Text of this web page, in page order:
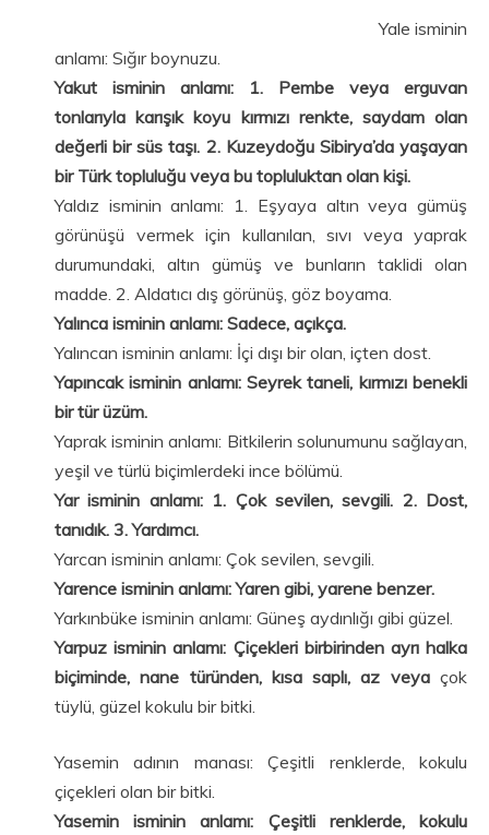
Yale isminin
anlamı: Sığır boynuzu.
Yakut isminin anlamı: 1. Pembe veya erguvan
tonlarıyla karışık koyu kırmızı renkte, saydam olan
değerli bir süs taşı. 2. Kuzeydoğu Sibirya’da yaşayan
bir Türk topluluğu veya bu topluluktan olan kişi.
Yaldız isminin anlamı: 1. Eşyaya altın veya gümüş
görünüşü vermek için kullanılan, sıvı veya yaprak
durumundaki, altın gümüş ve bunların taklidi olan
madde. 2. Aldatıcı dış görünüş, göz boyama.
Yalınca isminin anlamı: Sadece, açıkça.
Yalıncan isminin anlamı: İçi dışı bir olan, içten dost.
Yapıncak isminin anlamı: Seyrek taneli, kırmızı benekli
bir tür üzüm.
Yaprak isminin anlamı: Bitkilerin solunumunu sağlayan,
yeşil ve türlü biçimlerdeki ince bölümü.
Yar isminin anlamı: 1. Çok sevilen, sevgili. 2. Dost,
tanıdık. 3. Yardımcı.
Yarcan isminin anlamı: Çok sevilen, sevgili.
Yarence isminin anlamı: Yaren gibi, yarene benzer.
Yarkınbüke isminin anlamı: Güneş aydınlığı gibi güzel.
Yarpuz isminin anlamı: Çiçekleri birbirinden ayrı halka
biçiminde, nane türünden, kısa saplı, az veyaçok
tüylü, güzel kokulu bir bitki.
Yasemin adının manası: Çeşitli renklerde, kokulu
çiçekleri olan bir bitki.
Yasemin isminin anlamı: Çeşitli renklerde, kokulu